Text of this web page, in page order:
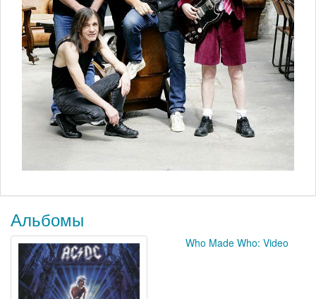
Альбомы
Who Made Who: Video